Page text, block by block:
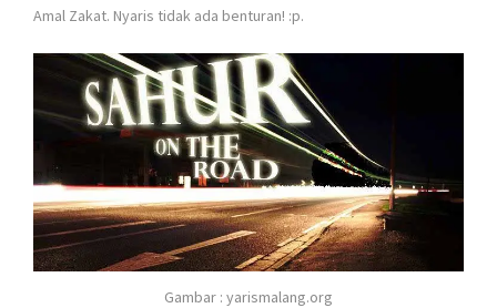
Amal Zakat. Nyaris tidak ada benturan! :p.
Gambar : yarismalang.org